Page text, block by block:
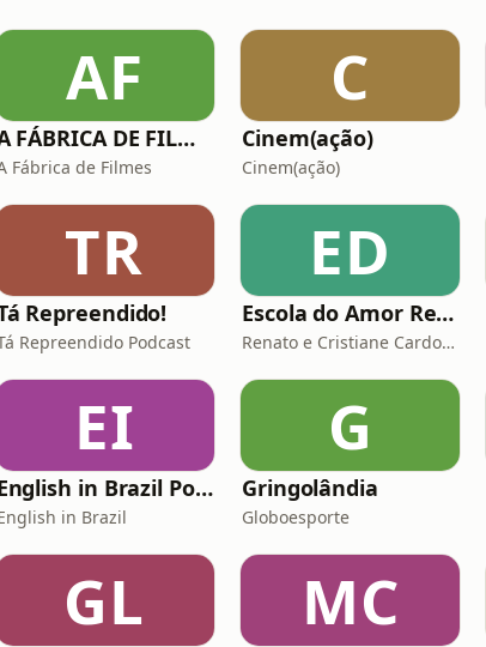
AF
A FÁBRICA DE FILMES
Fábrica de Filmes
C
Cinem(ação)
Cinem(ação)
TR
Repreendido!
Repreendido Podcast
ED
Escola do Amor Responde
Renato e Cristiane Cardoso
EI
English in Brazil Podcasts - sua dose de inglês a qualquer momento
in Brazil
G
Gringolândia
Globoesporte
GL MC